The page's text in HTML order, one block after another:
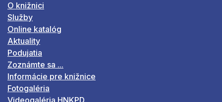
O knižnici
Služby
Online katalóg
Aktuality
Podujatia
Zoznámte sa ...
Informácie pre knižnice
Fotogaléria